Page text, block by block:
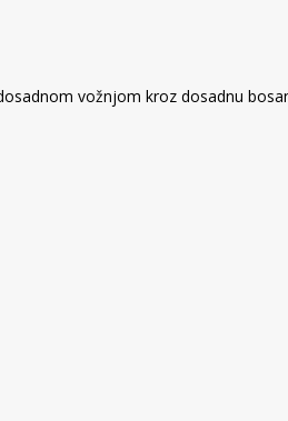
vožnjom kroz dosadnu